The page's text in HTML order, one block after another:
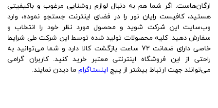
ارگان‌هاست. اگر شما هم به دنبال لوازم روشنایی مرغوب و باکیفیتی
هستید، کافیست رایان نور را در فضای اینترنت جستجو نموده، وارد
وب‌سایت این شرکت شوید و محصول مورد نظر خود را انتخاب و
سفارش دهید. کلیه محصولات تولید شده توسط این شرکت طی شرایط
خاصی دارای ضمانت 72 ساعت بازگشت کالا دارد و شما می‌توانید به
راحتی از این فروشگاه اینترنتی معتبر خرید کنید. کاربران گرامی
می‌توانند جهت ارتباط بیشتر از پیج اینستاگرام ما دیدن نمایند.